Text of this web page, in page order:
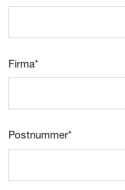
Firma*
Postnummer*